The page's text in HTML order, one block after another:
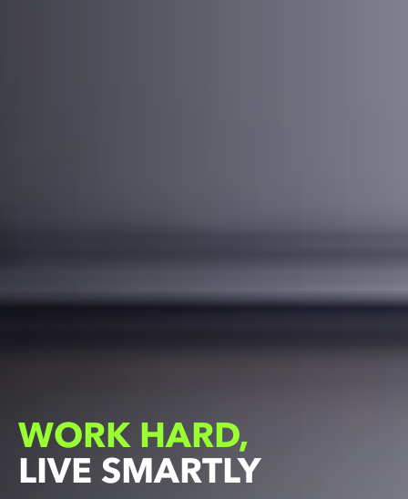
WORK
HARD,
WORK HARD,
LIVE SMARTLY